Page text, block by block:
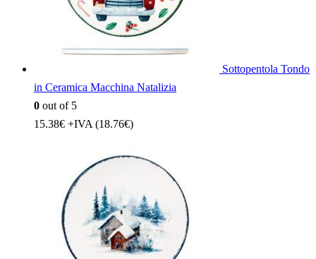
Sottopentola Tondo
in Ceramica Macchina Natalizia
0 out of 5
15.38€ +IVA (18.76€)